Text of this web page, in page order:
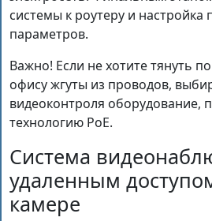
системы к роутеру и настройка
параметров.
Важно! Если не хотите тянуть
офису жгуты из проводов,
видеоконтроля
технологию PoE.
Система
удаленным
камере